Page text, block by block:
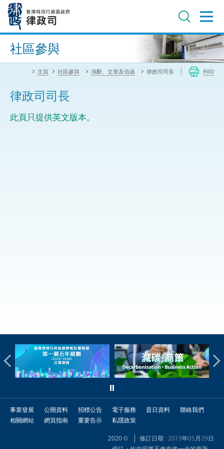
內
進階搜尋
社區參與
主頁 社區參與 演辭、文章及信函 律政司司長 列印
律政司司長
此頁只提供英文版本。
事業發展 公開資料 招標公告 電子服務 昔日資料
聯絡我們
相關網站
網頁指南 重要告示 私隱政策
2020 ©
修訂日期 : 2019年05月29日